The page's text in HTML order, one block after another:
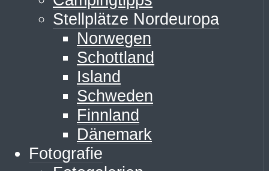
Stellplätze Nordeuropa
Norwegen
Schottland
Island
Schweden
Finnland
Dänemark
Fotografie